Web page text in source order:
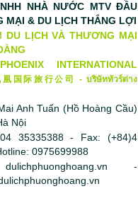
NHÀ NƯỚC MTV ĐẦU
MẠI & DU LỊCH THẮNG LỢI
DU LỊCH VÀ THƯƠNG MẠI
INTERNATIONAL
凰国际旅行公司 -บริษัททัวร์ต่าง
Anh Tuấn (Hồ Hoàng Cầu)
Nội
35335388 - Fax: (+84)4
0975699988
dulichphuonghoang.vn -